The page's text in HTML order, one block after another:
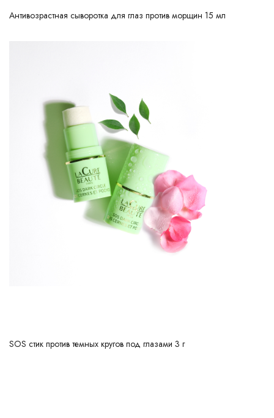
Антивозрастная сыворотка для глаз против морщин 15 мл
SOS стик против темных кругов под глазами 3 г